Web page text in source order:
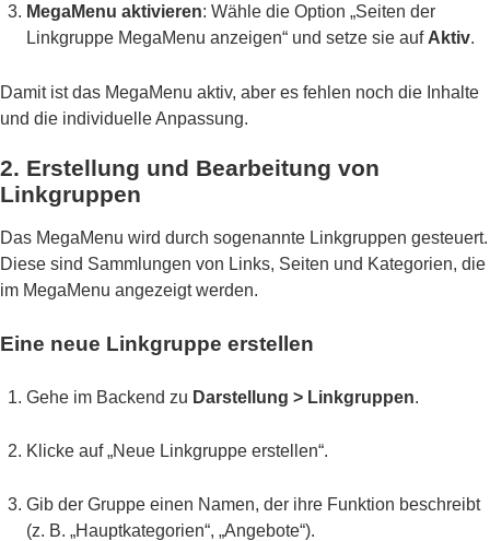
MegaMenu aktivieren: Wähle die Option „Seiten der
Linkgruppe MegaMenu anzeigen“ und setze sie auf Aktiv.
Damit ist das MegaMenu aktiv, aber es fehlen noch die Inhalte
und die individuelle Anpassung.
2. Erstellung und Bearbeitung von
Linkgruppen
Das MegaMenu wird durch sogenannte Linkgruppen gesteuert.
Diese sind Sammlungen von Links, Seiten und Kategorien, die
im MegaMenu angezeigt werden.
Eine neue Linkgruppe erstellen
Gehe im Backend zu Darstellung > Linkgruppen.
Klicke auf „Neue Linkgruppe erstellen“.
Gib der Gruppe einen Namen, der ihre Funktion beschreibt
(z. B. „Hauptkategorien“, „Angebote“).